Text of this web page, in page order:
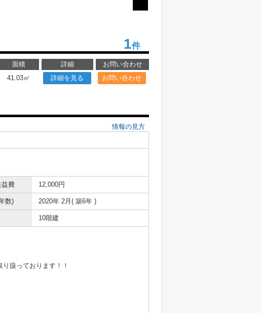
1件
面積 詳細
お問い合わせ
41.03㎡ 詳細を見る お問い合わせ
情報の見方
益費 12,000円
数) 2020年 2月( 築6年 )
10階建
扱っております！！